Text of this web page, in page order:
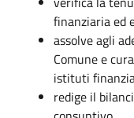
finanziaria ed
assolve agli
Comune e
istituti
redige il